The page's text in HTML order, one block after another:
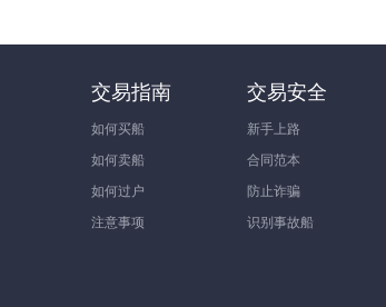
交易指南
如何买船
如何卖船
如何过户
注意事项
交易安全
新手上路
合同范本
防止诈骗
识别事故船